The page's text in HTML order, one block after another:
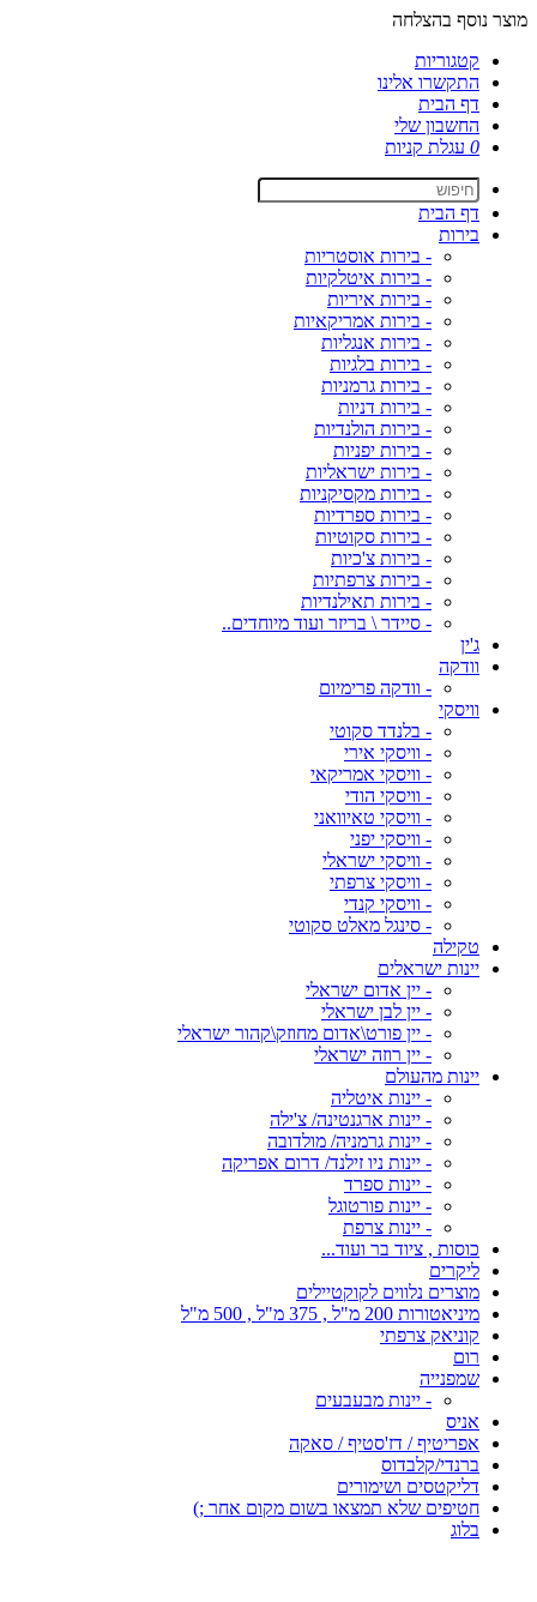
מוצר נוסף בהצלחה
קטגוריות
התקשרו אלינו
דף הבית
החשבון שלי
0 עגלת קניות
דף הבית
בירות
- בירות אוסטריות
- בירות איטלקיות
- בירות איריות
- בירות אמריקאיות
- בירות אנגליות
- בירות בלגיות
- בירות גרמניות
- בירות דניות
- בירות הולנדיות
- בירות יפניות
- בירות ישראליות
- בירות מקסיקניות
- בירות ספרדיות
- בירות סקוטיות
- בירות צ'כיות
- בירות צרפתיות
- בירות תאילנדיות
- סיידר \ בריזר ועוד מיוחדים..
ג'ין
וודקה
- וודקה פרימיום
וויסקי
- בלנדד סקוטי
- וויסקי אירי
- וויסקי אמריקאי
- וויסקי הודי
- וויסקי טאיוואני
- וויסקי יפני
- וויסקי ישראלי
- וויסקי צרפתי
- וויסקי קנדי
- סינגל מאלט סקוטי
טקילה
יינות ישראלים
- יין אדום ישראלי
- יין לבן ישראלי
- יין פורט\אדום מחוזק\קהור ישראלי
- יין רוזה ישראלי
יינות מהעולם
- יינות איטליה
- יינות ארגנטינה/ צ'ילה
- יינות גרמניה/ מולדובה
- יינות ניו זילנד/ דרום אפריקה
- יינות ספרד
- יינות פורטוגל
- יינות צרפת
כוסות , ציוד בר ועוד...
ליקרים
מוצרים נלווים לקוקטיילים
מיניאטורות 200 מ"ל , 375 מ"ל , 500 מ"ל
קוניאק צרפתי
רום
שמפנייה
- יינות מבעבעים
אניס
אפריטיף / דז'סטיף / סאקה
ברנדי/קלבדוס
דליקטסים ושימורים
חטיפים שלא תמצאו בשום מקום אחר ;)
בלוג